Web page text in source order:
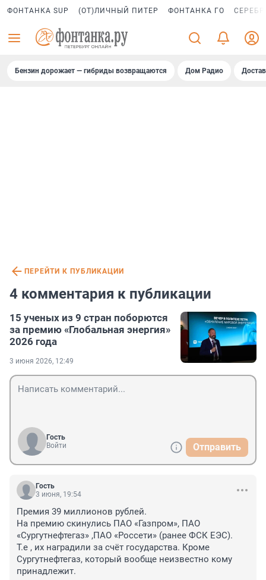
ФОНТАНКА SUP (ОТ)ЛИЧНЫЙ ПИТЕР ФОНТАНКА ГО
Бензин дорожает — гибриды возвращаются Дом Радио
ПЕРЕЙТИ К ПУБЛИКАЦИИ
4 комментария к публикации
15 ученых из 9 стран поборются
за премию «Глобальная энергия»
2026 года
3 июня 2026, 12:49
Гость
Войти
Отправить
Гость
3 июня, 19:54
Премия 39 миллионов рублей.
На премию скинулись ПАО «Газпром», ПАО
«Сургутнефтегаз» ,ПАО «Россети» (ранее ФСК ЕЭС).
Т.е , их наградили за счёт государства. Кроме
Сургутнефтегаз, который вообще неизвестно кому
принадлежит.